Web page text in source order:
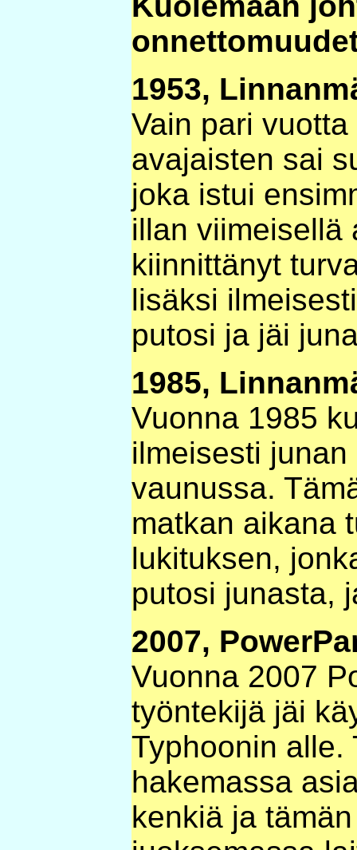
1953,
Vain pari
avajaisten sai
joka istui
illan viimeisellä
kiinnittänyt
lisäksi
putosi ja jäi
1985,
Vuonna 1985
ilmeisesti
vaunussa.
matkan aikana
lukituksen,
putosi junasta,
2007,
Vuonna 2007
työntekijä jäi
Typhoonin alle.
hakemassa
kenkiä ja